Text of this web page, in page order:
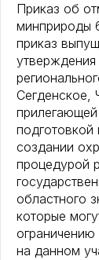
Приказ об
минприроды
приказ
Сегденское,
подготовкой
создании
процедурой
областного
которые
ограничению
на данном